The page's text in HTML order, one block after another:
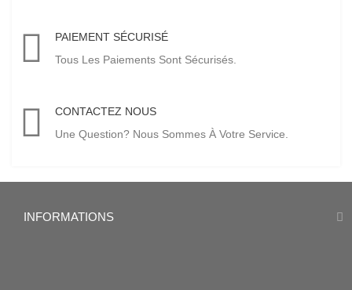
PAIEMENT SÉCURISÉ
Tous Les Paiements Sont Sécurisés.
CONTACTEZ NOUS
Une Question? Nous Sommes À Votre Service.
INFORMATIONS